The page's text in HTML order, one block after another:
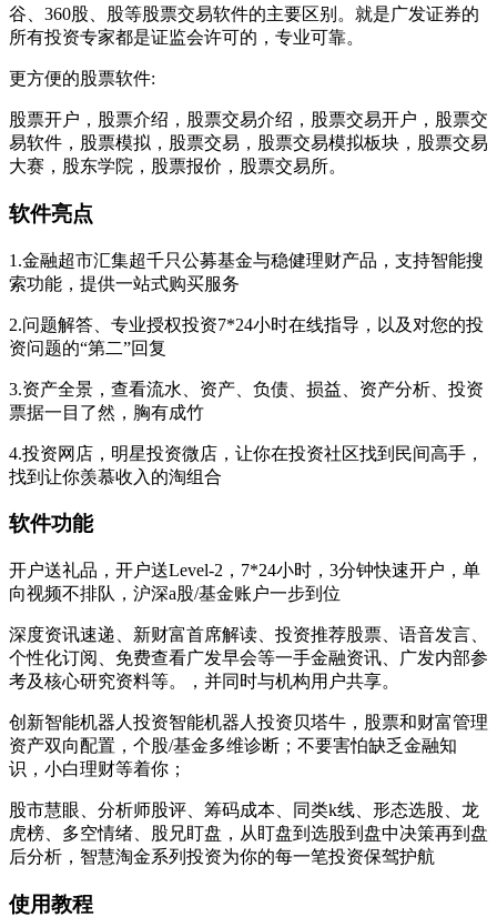
谷、360股、股等股票交易软件的主要区别。就是广发证券的
所有投资专家都是证监会许可的，专业可靠。
更方便的股票软件:
股票开户，股票介绍，股票交易介绍，股票交易开户，股票交
易软件，股票模拟，股票交易，股票交易模拟板块，股票交易
大赛，股东学院，股票报价，股票交易所。
软件亮点
1.金融超市汇集超千只公募基金与稳健理财产品，支持智能搜
索功能，提供一站式购买服务
2.问题解答、专业授权投资7*24小时在线指导，以及对您的投
资问题的“第二”回复
3.资产全景，查看流水、资产、负债、损益、资产分析、投资
票据一目了然，胸有成竹
4.投资网店，明星投资微店，让你在投资社区找到民间高手，
找到让你羡慕收入的淘组合
软件功能
开户送礼品，开户送Level-2，7*24小时，3分钟快速开户，单
向视频不排队，沪深a股/基金账户一步到位
深度资讯速递、新财富首席解读、投资推荐股票、语音发言、
个性化订阅、免费查看广发早会等一手金融资讯、广发内部参
考及核心研究资料等。，并同时与机构用户共享。
创新智能机器人投资智能机器人投资贝塔牛，股票和财富管理
资产双向配置，个股/基金多维诊断；不要害怕缺乏金融知
识，小白理财等着你；
股市慧眼、分析师股评、筹码成本、同类k线、形态选股、龙
虎榜、多空情绪、股兄盯盘，从盯盘到选股到盘中决策再到盘
后分析，智慧淘金系列投资为你的每一笔投资保驾护航
使用教程